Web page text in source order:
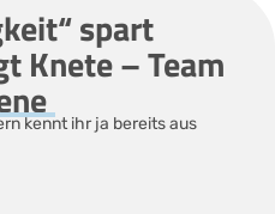
spart
Knete – Team
kennt ihr ja bereits aus